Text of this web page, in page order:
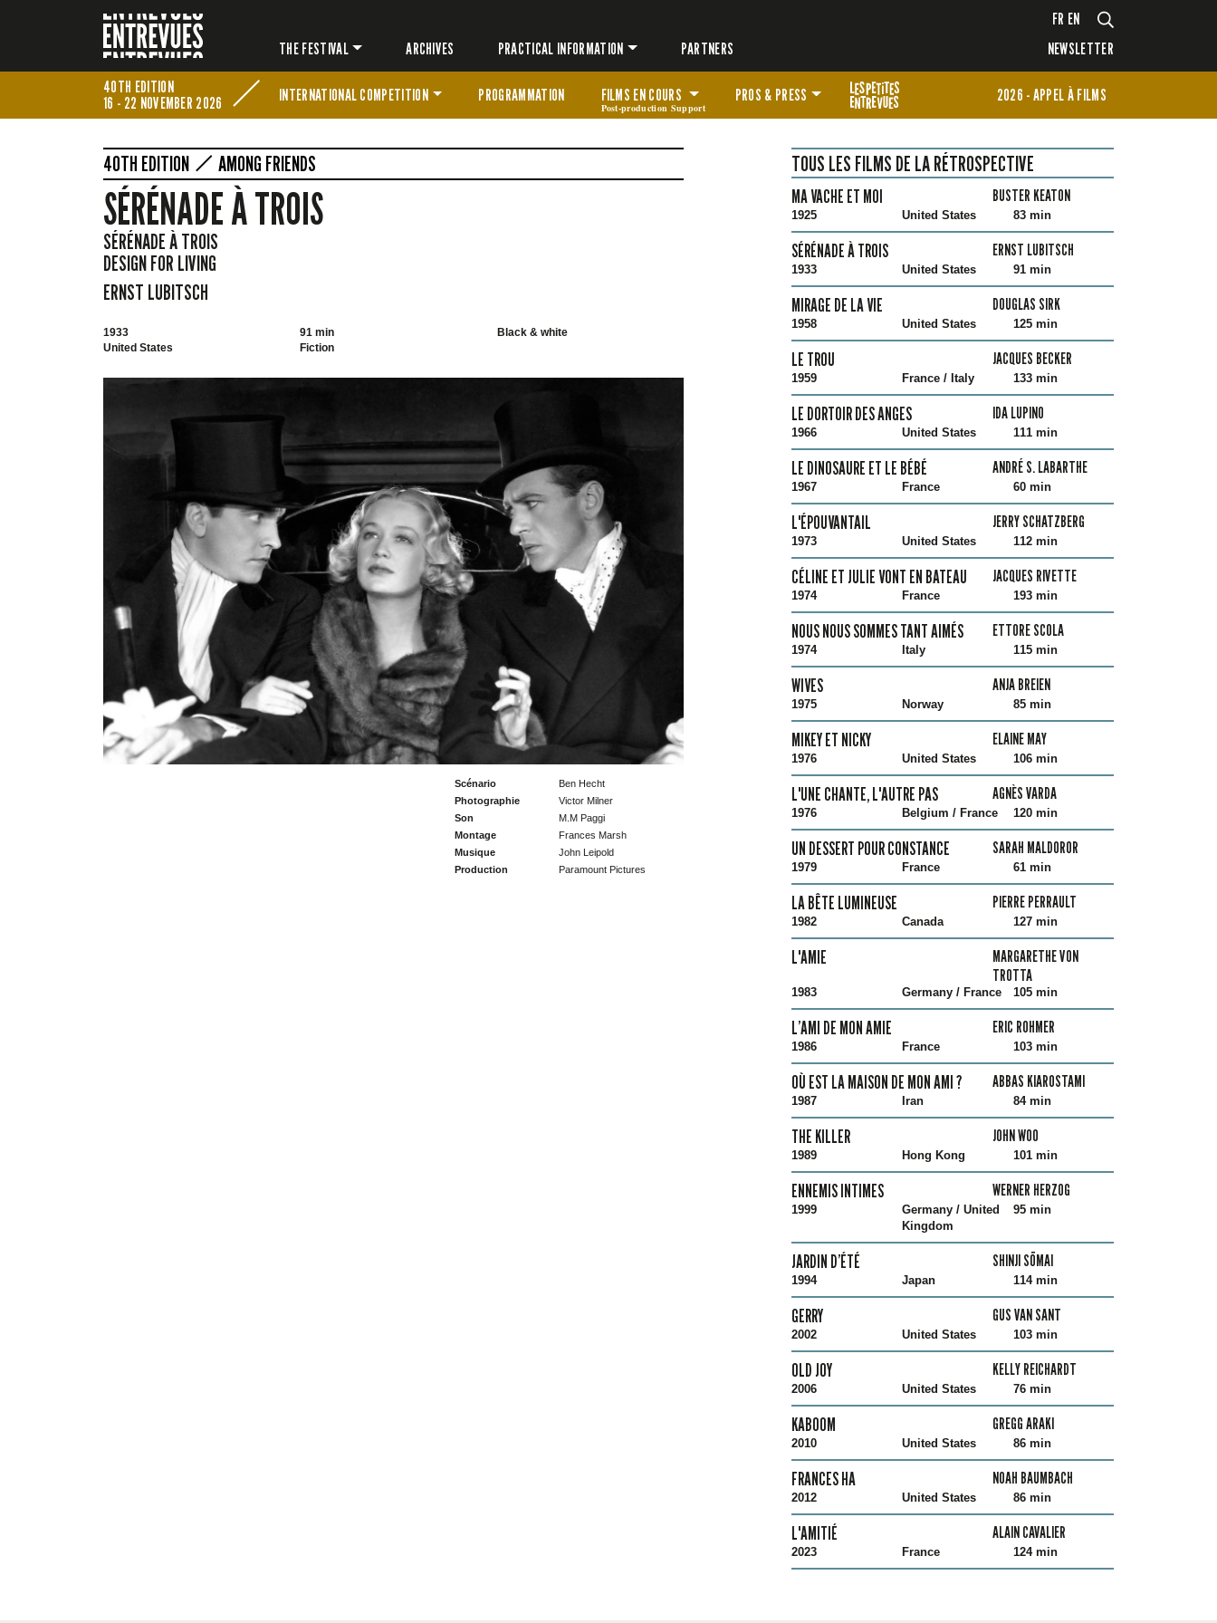
FR EN
THE FESTIVAL
ARCHIVES PRACTICAL INFORMATION PARTNERS
NEWSLETTER
40TH EDITION
16 - 22 NOVEMBER 2026
INTERNATIONAL COMPETITION PROGRAMMATION FILMS EN COURS
Post-production Support
PROS & PRESS 2026 - APPEL À FILMS
40TH EDITION AMONG FRIENDS
SÉRÉNADE À TROIS
SÉRÉNADE À TROIS
DESIGN FOR LIVING
ERNST LUBITSCH
1933
United States
91 min
Fiction
Black & white
Scénario
Ben Hecht
Photographie
Victor Milner
Son
M.M Paggi
Montage
Frances Marsh
Musique
John Leipold
Production
Paramount Pictures
TOUS LES FILMS DE LA RÉTROSPECTIVE
MA VACHE ET MOI BUSTER KEATON
1925 United States 83 min
SÉRÉNADE À TROIS ERNST LUBITSCH
1933 United States 91 min
MIRAGE DE LA VIE DOUGLAS SIRK
1958 United States 125 min
LE TROU JACQUES BECKER
1959 France / Italy 133 min
LE DORTOIR DES ANGES IDA LUPINO
1966 United States 111 min
LE DINOSAURE ET LE BÉBÉ ANDRÉ S. LABARTHE
1967 France 60 min
L'ÉPOUVANTAIL JERRY SCHATZBERG
1973 United States 112 min
CÉLINE ET JULIE VONT EN BATEAU JACQUES RIVETTE
1974 France 193 min
NOUS NOUS SOMMES TANT AIMÉS ETTORE SCOLA
1974 Italy 115 min
WIVES ANJA BREIEN
1975 Norway 85 min
MIKEY ET NICKY ELAINE MAY
1976 United States 106 min
L'UNE CHANTE, L'AUTRE PAS AGNÈS VARDA
1976 Belgium / France 120 min
UN DESSERT POUR CONSTANCE SARAH MALDOROR
1979 France 61 min
LA BÊTE LUMINEUSE PIERRE PERRAULT
1982 Canada 127 min
L'AMIE
MARGARETHE VON
TROTTA
1983 Germany / France 105 min
L’AMI DE MON AMIE ERIC ROHMER
1986 France 103 min
OÙ EST LA MAISON DE MON AMI ? ABBAS KIAROSTAMI
1987 Iran 84 min
THE KILLER JOHN WOO
1989 Hong Kong 101 min
ENNEMIS INTIMES WERNER HERZOG
1999
Germany / United
Kingdom
95 min
JARDIN D’ÉTÉ SHINJI SÕMAI
1994 Japan 114 min
GERRY GUS VAN SANT
2002 United States 103 min
OLD JOY KELLY REICHARDT
2006 United States 76 min
KABOOM GREGG ARAKI
2010 United States 86 min
FRANCES HA NOAH BAUMBACH
2012 United States 86 min
L'AMITIÉ ALAIN CAVALIER
2023 France 124 min